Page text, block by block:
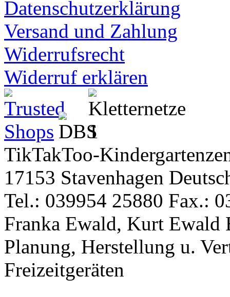
Datenschutzerklärung
Versand und Zahlung
Widerrufsrecht
Widerruf erklären
TikTakToo-
17153 Stavenhagen
Tel.: 039954 25880 Fax.:
Franka Ewald, Kurt Ewald
Planung, Herstellung u.
Freizeitgeräten